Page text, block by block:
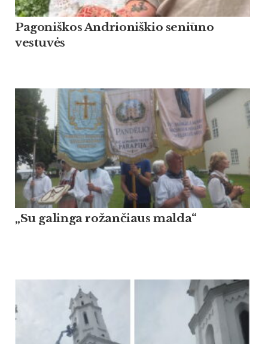
Pagoniškos Andrioniškio seniūno
vestuvės
„Su galinga rožančiaus malda“